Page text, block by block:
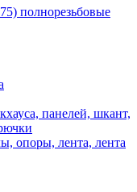
полнорезьбовые
панелей, шкант,
опоры, лента, лента